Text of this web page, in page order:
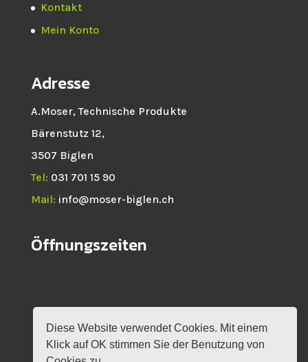
Diese Website verwendet Cookies. Mit einem
Klick auf OK stimmen Sie der Benutzung von
Kontakt
Mein Konto
Adresse
A.Moser, Technische Produkte
Bärenstutz 12,
3507 Biglen
Tel: 031 701 15 90
Mail: info@moser-biglen.ch
Öffnungszeiten
HOME NEWS SHOP
ROTAX
VERANSTALTUNGEN